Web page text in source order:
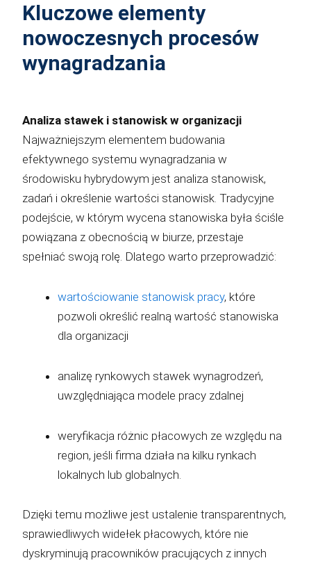
Kluczowe elementy
nowoczesnych procesów
wynagradzania
Analiza stawek i stanowisk w organizacji
Najważniejszym elementem budowania
efektywnego systemu wynagradzania w
środowisku hybrydowym jest analiza stanowisk,
zadań i określenie wartości stanowisk. Tradycyjne
podejście, w którym wycena stanowiska była ściśle
powiązana z obecnością w biurze, przestaje
spełniać swoją rolę. Dlatego warto przeprowadzić:
wartościowanie stanowisk pracy, które
pozwoli określić realną wartość stanowiska
dla organizacji
analizę rynkowych stawek wynagrodzeń,
uwzględniająca modele pracy zdalnej
weryfikacja różnic płacowych ze względu na
region, jeśli firma działa na kilku rynkach
lokalnych lub globalnych.
Dzięki temu możliwe jest ustalenie transparentnych,
sprawiedliwych widełek płacowych, które nie
dyskryminują pracowników pracujących z innych